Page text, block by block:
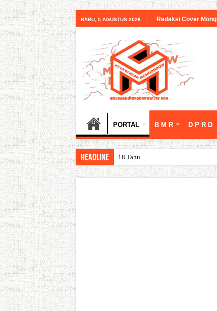
RABU, 5 AGUSTUS 2026 Redaksi Cover
PORTAL B M R D P R D
HEADLINE 18 Tahun Bolsel: Jejak Capaian,